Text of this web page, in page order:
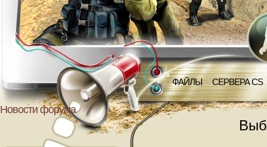
ФАЙЛЫ СЕРВЕРА CS
Новости форума